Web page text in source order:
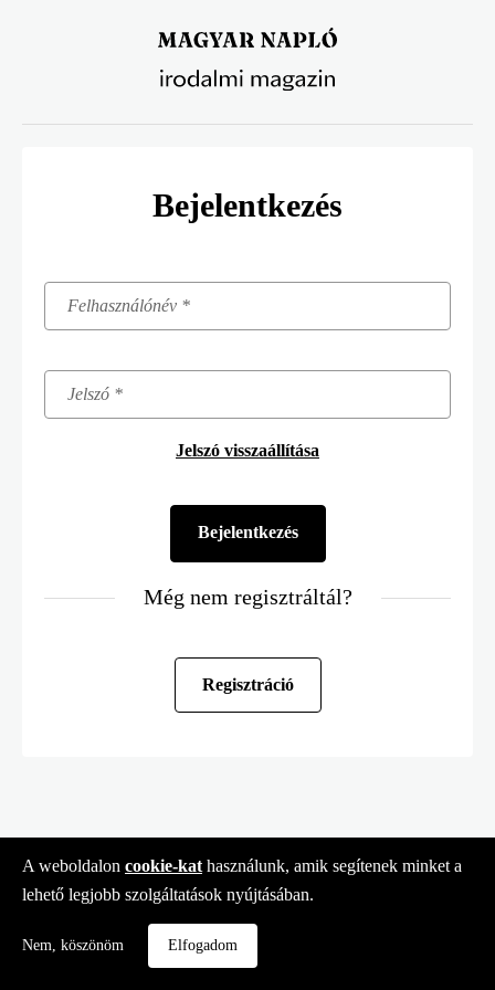
Bejelentkezés
Jelszó visszaállítása
Még nem regisztráltál?
Regisztráció
A weboldalon cookie-kat használunk, amik segítenek minket a
lehető legjobb szolgáltatások nyújtásában.
Nem, köszönöm Elfogadom